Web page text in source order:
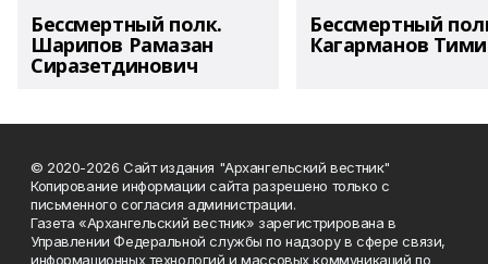
Бессмертный полк.
Шарипов Рамазан
Сиразетдинович
Бессмертный
Кагарманов
© 2020-2026 Сайт издания "Архангельский вестник"
Копирование информации сайта разрешено только с
письменного согласия администрации.
Газета «Архангельский вестник» зарегистрирована в
Управлении Федеральной службы по надзору в сфере связи,
информационных технологий и массовых коммуникаций по